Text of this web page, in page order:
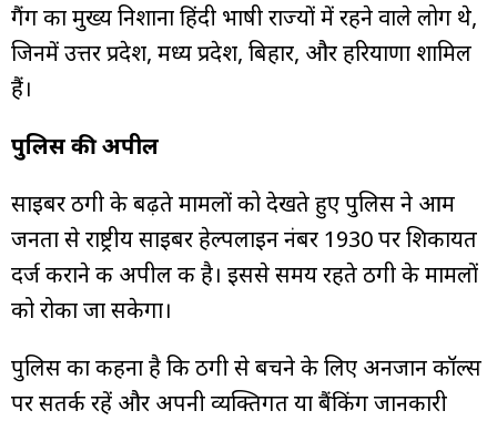
गैंग का मुख्य निशाना हिंदी भाषी राज्यों में रहने वाले लोग थे,
जिनमें उत्तर प्रदेश, मध्य प्रदेश, बिहार, और हरियाणा शामिल
हैं।
पुलिस की अपील
साइबर ठगी के बढ़ते मामलों को देखते हुए पुलिस ने आम
जनता से राष्ट्रीय साइबर हेल्पलाइन नंबर 1930 पर शिकायत
दर्ज कराने की अपील की है। इससे समय रहते ठगी के मामलों
को रोका जा सकेगा।
पुलिस का कहना है कि ठगी से बचने के लिए अनजान कॉल्स
पर सतर्क रहें और अपनी व्यक्तिगत या बैंकिंग जानकारी